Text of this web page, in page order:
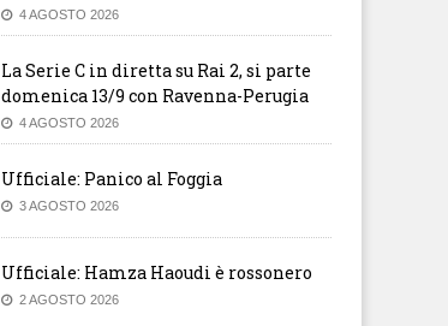
4 AGOSTO 2026
La Serie C in diretta su Rai 2, si parte
domenica 13/9 con Ravenna-Perugia
4 AGOSTO 2026
Ufficiale: Panico al Foggia
3 AGOSTO 2026
Ufficiale: Hamza Haoudi è rossonero
2 AGOSTO 2026